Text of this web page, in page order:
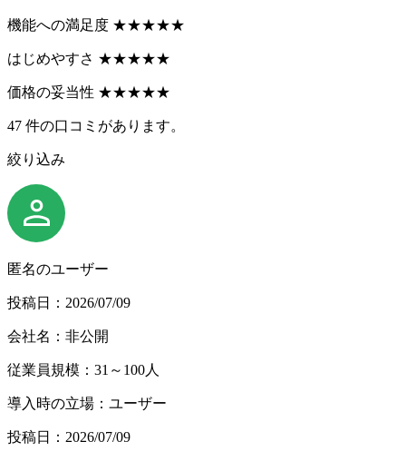
機能への満足度 ★★★★★
はじめやすさ ★★★★★
価格の妥当性 ★★★★★
47 件の口コミがあります。
絞り込み
匿名のユーザー
投稿日：2026/07/09
会社名：非公開
従業員規模：31～100人
導入時の立場：ユーザー
投稿日：2026/07/09